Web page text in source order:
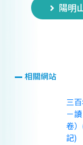
陽明
相關網站
三
－
卷
記)